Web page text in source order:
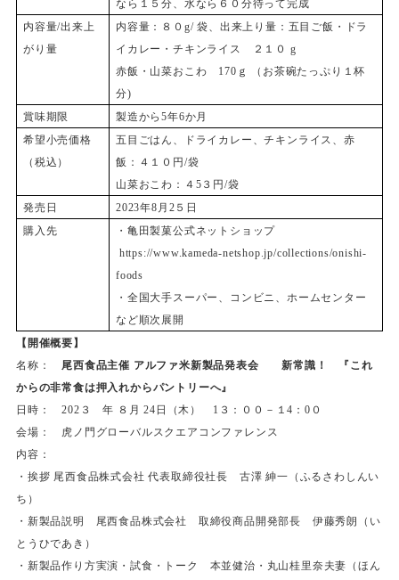
なら１５分、水なら６０分待って完成
内容量/出来上
がり量
内容量：８０g/ 袋、出来上り量：五目ご飯・ドラ
イカレー・チキンライス ２１０ g
赤飯・山菜おこわ 170ｇ （お茶碗たっぷり１杯
分)
賞味期限
製造から5年6か月
希望小売価格
（税込）
五目ごはん、ドライカレー、チキンライス、赤
飯：４１０円/袋
山菜おこわ：４5３円/袋
発売日
2023年8月2５日
購入先
・亀田製菓公式ネットショップ
https://www.kameda-netshop.jp/collections/onishi-
foods
・全国大手スーパー、コンビニ、ホームセンター
など順次展開
【開催概要】
名称： 尾西食品主催 アルファ米新製品発表会 新常識！ 『これ
からの非常食は押入れからパントリーへ』
日時： 202３ 年 ８月 24日（木） 1３：００－１4：0０
会場： 虎ノ門グローバルスクエアコンファレンス
内容：
・挨拶 尾西食品株式会社 代表取締役社長 古澤 紳一（ふるさわしんい
ち）
・新製品説明 尾西食品株式会社 取締役商品開発部長 伊藤秀朗（い
とうひであき）
・新製品作り方実演・試食・トーク 本並健治・丸山桂里奈夫妻（ほん